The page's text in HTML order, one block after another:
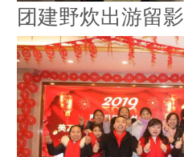
团建野炊出游留影